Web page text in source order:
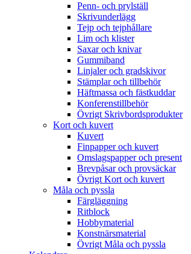
Penn- och prylställ
Skrivunderlägg
Tejp och tejphållare
Lim och klister
Saxar och knivar
Gummiband
Linjaler och gradskivor
Stämplar och tillbehör
Häftmassa och fästkuddar
Konferenstillbehör
Övrigt Skrivbordsprodukter
Kort och kuvert
Kuvert
Finpapper och kuvert
Omslagspapper och present
Brevpåsar och provsäckar
Övrigt Kort och kuvert
Måla och pyssla
Färgläggning
Ritblock
Hobbymaterial
Konstnärsmaterial
Övrigt Måla och pyssla